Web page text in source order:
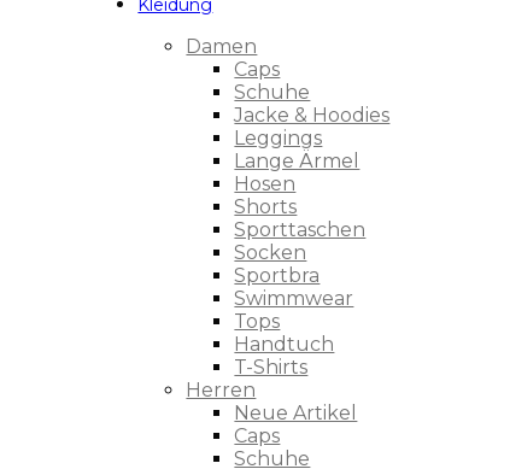
Kleidung
Damen
Caps
Schuhe
Jacke & Hoodies
Leggings
Lange Ärmel
Hosen
Shorts
Sporttaschen
Socken
Sportbra
Swimmwear
Tops
Handtuch
T-Shirts
Herren
Neue Artikel
Caps
Schuhe